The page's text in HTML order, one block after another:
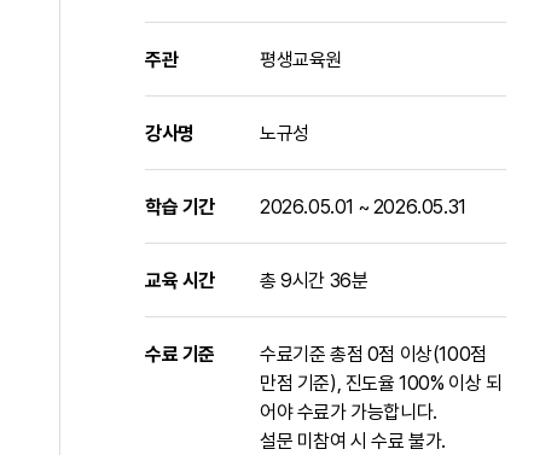
주관 평생교육원
강사명 노규성
학습 기간 2026.05.01 ~ 2026.05.31
교육 시간 총 9시간 36분
수료 기준
수료기준 총점 0점 이상(100점
만점 기준), 진도율 100% 이상 되
어야 수료가 가능합니다.
설문 미참여 시 수료 불가.